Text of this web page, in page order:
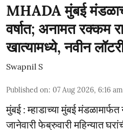
MHADA मुंबई
वर्षात; अनामत रक्कम
खात्यामध्ये, नवीन
Swapnil S
Published on: 07 Aug 2026, 6:16 am
मुंबई : म्हाडाच्या मुंबई मंडळामार्फत
जानेवारी फेब्रुवारी महिन्यात